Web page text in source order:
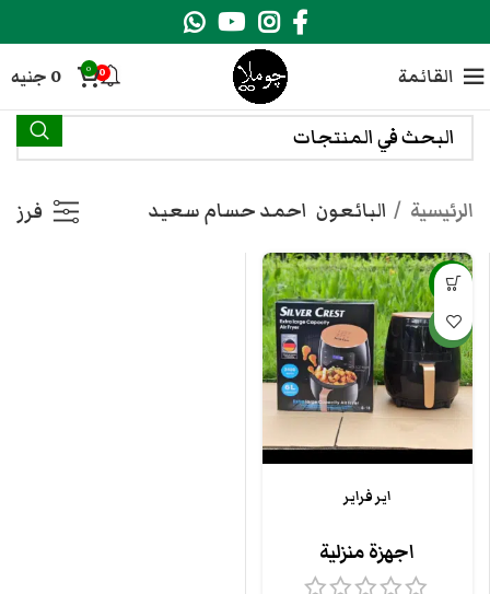
القائمة 0
0
0 جنيه
الرئيسية البائعون احمد حسام سعيد فرز
-9%
جديد
اير فراير
اجهزة منزلية